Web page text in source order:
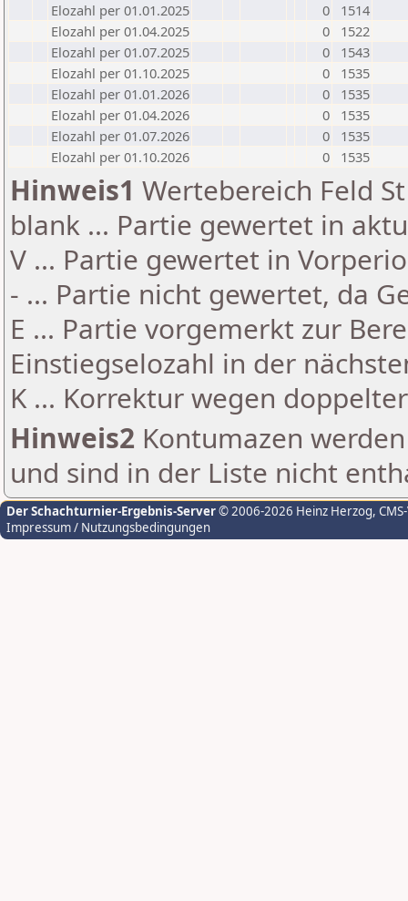
Elozahl per 01.01.2025
0
1514
Elozahl per 01.04.2025
0
1522
Elozahl per 01.07.2025
0
1543
Elozahl per 01.10.2025
0
1535
Elozahl per 01.01.2026
0
1535
Elozahl per 01.04.2026
0
1535
Elozahl per 01.07.2026
0
1535
Elozahl per 01.10.2026
0 1535
Hinweis1 Wertebereich Feld
blank ... Partie gewertet in
V ... Partie gewertet in
- ... Partie nicht gewertet, da
E ... Partie vorgemerkt zur
Einstiegselozahl in der
K ... Korrektur wegen
Hinweis2 Kontumazen
und sind in der Liste nicht
Der Schachturnier-Ergebnis-Server© 2006-2026 Heinz Herzog,
Impressum / Nutzungsbedingungen